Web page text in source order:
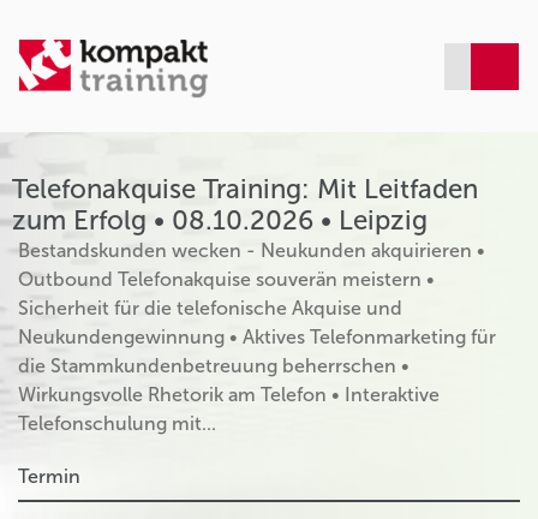
Telefonakquise Training: Mit Leitfaden
zum Erfolg • 08.10.2026 • Leipzig
Bestandskunden wecken - Neukunden akquirieren •
Outbound Telefonakquise souverän meistern •
Sicherheit für die telefonische Akquise und
Neukundengewinnung • Aktives Telefonmarketing für
die Stammkundenbetreuung beherrschen •
Wirkungsvolle Rhetorik am Telefon • Interaktive
Telefonschulung mit...
Termin